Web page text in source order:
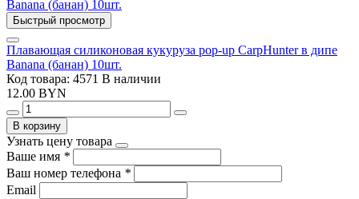
Быстрый просмотр
Плавающая силиконовая кукуруза pop-up CarpHunter в дипе
Banana (банан) 10шт.
Код товара: 4571 В наличии
12.00 BYN
В корзину
Узнать цену товара
Ваше имя *
Ваш номер телефона *
Email